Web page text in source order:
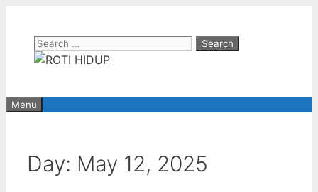
contentSearch
for:
Menu
Day: May 12, 2025